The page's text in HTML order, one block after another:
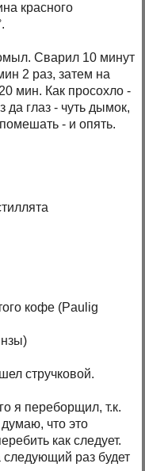
красного
Сварил 10 минут
2 раз, затем на
мин. Как просохло -
да глаз - чуть дымок,
- и опять.
кофе (Paulig
стручковой.
я переборщил, т.к.
что это
как следует.
раз будет